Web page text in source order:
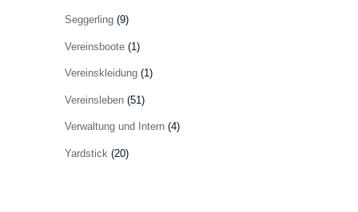
Seggerling(9)
Vereinsboote(1)
Vereinskleidung(1)
Vereinsleben(51)
Verwaltung und Intern(4)
Yardstick (20)